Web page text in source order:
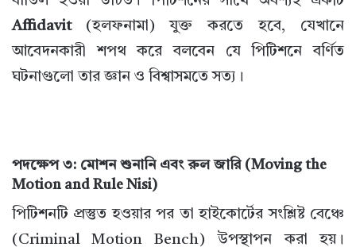
Affidavit(হলফনামা) যুক্ত করতে হবে, যেখানে
আবেদনকারী শপথ করে বলবেন যে পিটিশনে বর্ণিত
ঘটনাগুলো তার জ্ঞান ও বিশ্বাসমতে সত্য।
পদক্ষেপ ৩: মোশন শুনানি এবং রুল জারি (Moving the
Motion and Rule Nisi)
পিটিশনটি প্রস্তুত হওয়ার পর তা হাইকোর্টের সংশ্লিষ্ট বেঞ্চে
(Criminal Motion Bench) উপস্থাপন করা হয়।